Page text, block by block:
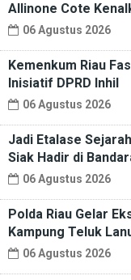
Allinone Cote
06 Agustus 2026
Kemenkum Riau
Inisiatif DPRD Inhil
06 Agustus 2026
Jadi Etalase
Siak Hadir di
06 Agustus 2026
Polda Riau Gelar
Kampung Teluk
06 Agustus 2026